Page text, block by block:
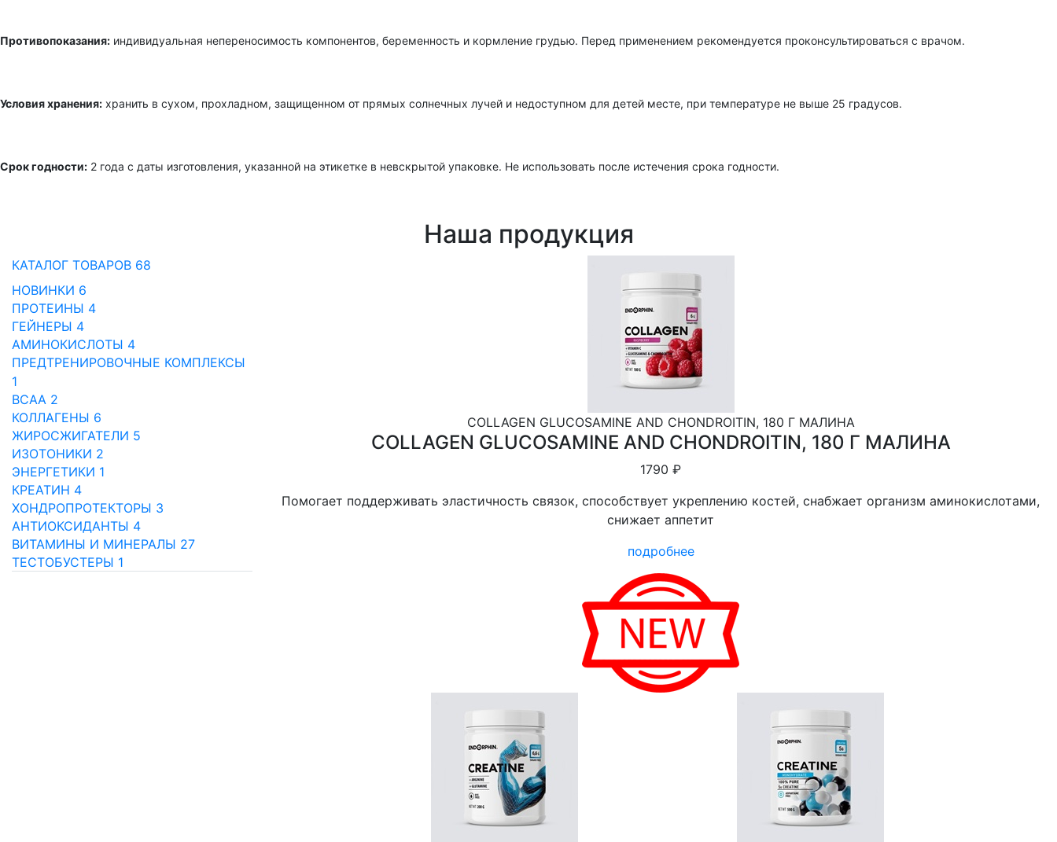
Противопоказания: индивидуальная непереносимость компонентов, беременность и кормление грудью. Перед применением рекомендуется проконсультироваться с врачом.
Условия хранения: хранить в сухом, прохладном, защищенном от прямых солнечных лучей и недоступном для детей месте, при температуре не выше 25 градусов.
Срок годности: 2 года с даты изготовления, указанной на этикетке в невскрытой упаковке. Не использовать после истечения срока годности.
Наша продукция
КАТАЛОГ ТОВАРОВ 68
НОВИНКИ 6
ПРОТЕИНЫ 4
ГЕЙНЕРЫ 4
АМИНОКИСЛОТЫ 4
ПРЕДТРЕНИРОВОЧНЫЕ КОМПЛЕКСЫ
1
BCAA 2
КОЛЛАГЕНЫ 6
ЖИРОСЖИГАТЕЛИ 5
ИЗОТОНИКИ 2
ЭНЕРГЕТИКИ 1
КРЕАТИН 4
ХОНДРОПРОТЕКТОРЫ 3
АНТИОКСИДАНТЫ 4
ВИТАМИНЫ И МИНЕРАЛЫ 27
ТЕСТОБУСТЕРЫ 1
COLLAGEN GLUCOSAMINE AND CHONDROITIN, 180 Г МАЛИНА
COLLAGEN GLUCOSAMINE AND CHONDROITIN, 180 Г МАЛИНА
1790 ₽
Помогает поддерживать эластичность связок, способствует укреплению костей, снабжает организм аминокислотами,
снижает аппетит
подробнее